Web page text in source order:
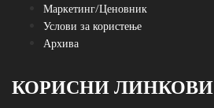
Маркетинг/Ценовник
Услови за користење
Архива
КОРИСНИ ЛИНКОВИ